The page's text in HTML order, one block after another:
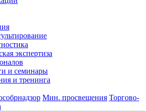
экспертиза
и семинары
и тренинга
Мин. просвещения Торгово-